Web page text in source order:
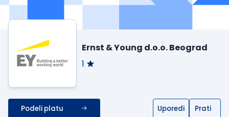
Ernst & Young d.o.o. Beograd
1
Podeli platu Uporedi Prati